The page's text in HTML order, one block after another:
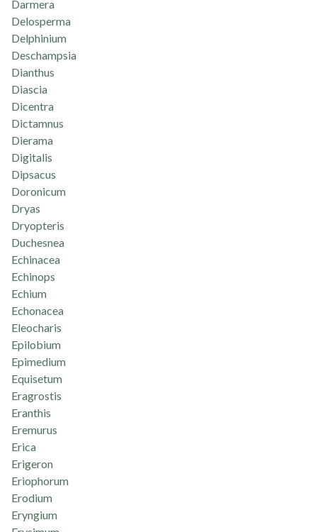
Darmera
Delosperma
Delphinium
Deschampsia
Dianthus
Diascia
Dicentra
Dictamnus
Dierama
Digitalis
Dipsacus
Doronicum
Dryas
Dryopteris
Duchesnea
Echinacea
Echinops
Echium
Echonacea
Eleocharis
Epilobium
Epimedium
Equisetum
Eragrostis
Eranthis
Eremurus
Erica
Erigeron
Eriophorum
Erodium
Eryngium